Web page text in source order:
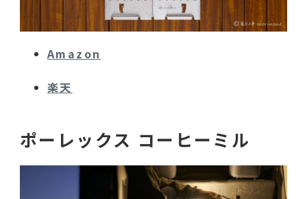
Amazon
楽天
ポーレックス コーヒーミル